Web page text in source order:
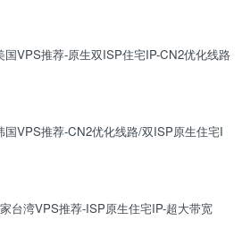
国VPS推荐-原生双ISP住宅IP-CN2优化线路
国VPS推荐-CN2优化线路/双ISP原生住宅I
台湾VPS推荐-ISP原生住宅IP-超大带宽